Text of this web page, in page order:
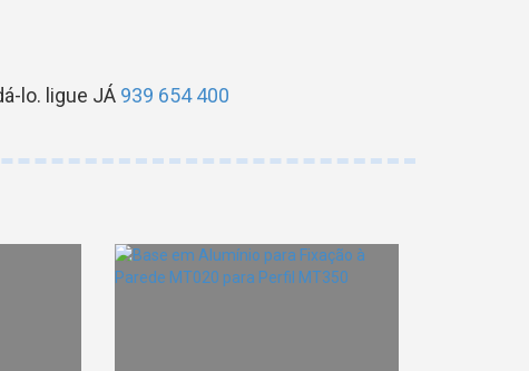
lo. ligue JÁ 939 654 400